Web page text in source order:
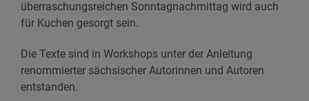
überraschungsreichen Sonntagnachmittag wird auch
für Kuchen gesorgt sein.
Die Texte sind in Workshops unter der Anleitung
renommierter sächsischer Autorinnen und Autoren
entstanden.